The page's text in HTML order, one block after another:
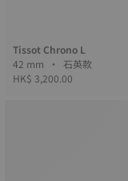
Tissot Chrono L
42 mm • 石英款
HK$ 3,200.00